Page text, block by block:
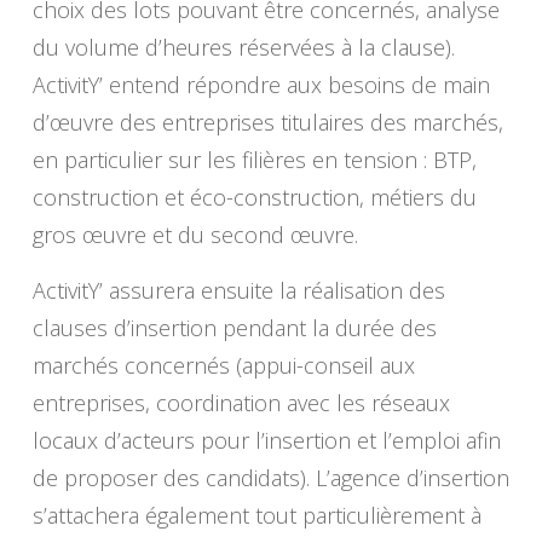
choix des lots pouvant être concernés, analyse
du volume d’heures réservées à la clause).
ActivitY’ entend répondre aux besoins de main
d’œuvre des entreprises titulaires des marchés,
en particulier sur les filières en tension : BTP,
construction et éco-construction, métiers du
gros œuvre et du second œuvre.
ActivitY’ assurera ensuite la réalisation des
clauses d’insertion pendant la durée des
marchés concernés (appui-conseil aux
entreprises, coordination avec les réseaux
locaux d’acteurs pour l’insertion et l’emploi afin
de proposer des candidats). L’agence d’insertion
s’attachera également tout particulièrement à